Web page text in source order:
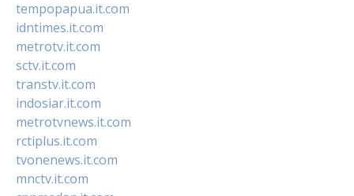
tempopapua.it.com
idntimes.it.com
metrotv.it.com
sctv.it.com
transtv.it.com
indosiar.it.com
metrotvnews.it.com
rctiplus.it.com
tvonenews.it.com
mnctv.it.com